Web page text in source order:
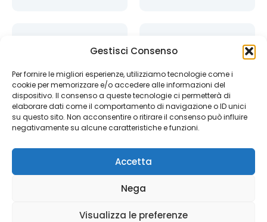
Gestisci Consenso
Per fornire le migliori esperienze, utilizziamo tecnologie come i
cookie per memorizzare e/o accedere alle informazioni del
dispositivo. Il consenso a queste tecnologie ci permetterà di
elaborare dati come il comportamento di navigazione o ID unici
su questo sito. Non acconsentire o ritirare il consenso può influire
negativamente su alcune caratteristiche e funzioni.
Accetta
Nega
Visualizza le preferenze
Linea petfood
professionale,
dedicata a negozi
Novità!Appetitosi
snack artigianali per
cani.Tre gusti